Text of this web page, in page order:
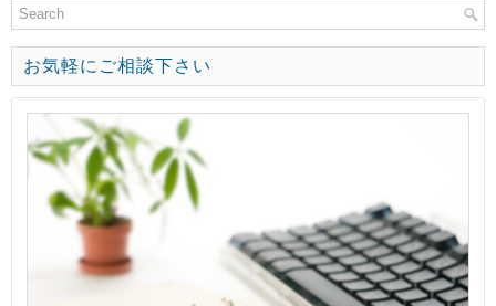
お気軽にご相談下さい